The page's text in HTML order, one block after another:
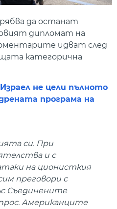
да останат
дипломат на
идват след
категорична
не цели пълното
програма на
си. При
и с
на ционисткия
преговори с
Съединените
Американците